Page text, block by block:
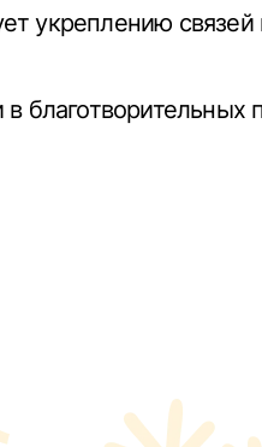
укреплению
благотворительных